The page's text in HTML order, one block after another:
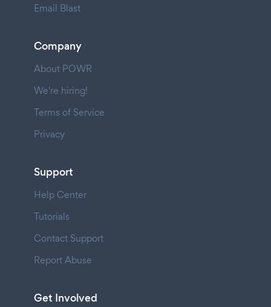
Email Blast
Company
About POWR
We're hiring!
Terms of Service
Privacy
Support
Help Center
Tutorials
Contact Support
Report Abuse
Get Involved